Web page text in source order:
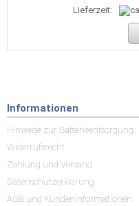
Lieferzeit:
Informationen
Hinweise zur Batterieentsorgung
Widerrufsrecht
Zahlung und Versand
Datenschutzerklärung
AGB und Kundeninformationen